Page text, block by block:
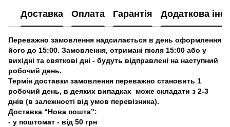
Доставка Оплата Гарантія Додаткова
Переважно замовлення надсилається в день оформлення
його до 15:00. Замовлення, отримані після 15:00 або у
вихідні та святкові дні - будуть відправлені на наступний
робочий день.
Термін доставки замовлення переважно становить 1
робочий день, в деяких випадках може складати з 2-3
днів (в залежності від умов перевізника).
Доставка “Нова пошта”:
- у поштомат - від 50 грн